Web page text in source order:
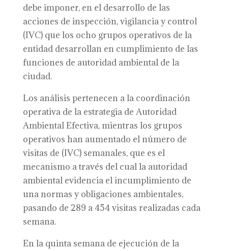
debe imponer, en el desarrollo de las
acciones de inspección, vigilancia y control
(IVC) que los ocho grupos operativos de la
entidad desarrollan en cumplimiento de las
funciones de autoridad ambiental de la
ciudad.
Los análisis pertenecen a la coordinación
operativa de la estrategia de Autoridad
Ambiental Efectiva, mientras los grupos
operativos han aumentado el número de
visitas de (IVC) semanales, que es el
mecanismo a través del cual la autoridad
ambiental evidencia el incumplimiento de
una normas y obligaciones ambientales,
pasando de 289 a 454 visitas realizadas cada
semana.
En la quinta semana de ejecución de la